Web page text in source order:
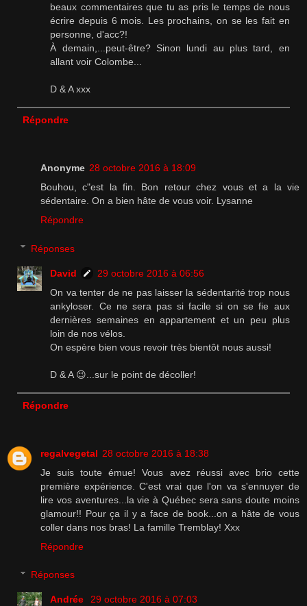
beaux commentaires que tu as pris le temps de nous
écrire depuis 6 mois. Les prochains, on se les fait en
personne, d'acc?!
À demain,...peut-être? Sinon lundi au plus tard, en
allant voir Colombe...
D & A xxx
Répondre
Anonyme 28 octobre 2016 à 18:09
Bouhou, c"est la fin. Bon retour chez vous et a la vie
sédentaire. On a bien hâte de vous voir. Lysanne
Répondre
Réponses
David
29 octobre 2016 à 06:56
On va tenter de ne pas laisser la sédentarité trop nous
ankyloser. Ce ne sera pas si facile si on se fie aux
dernières semaines en appartement et un peu plus
loin de nos vélos.
On espère bien vous revoir très bientôt nous aussi!
D & A 😉...sur le point de décoller!
Répondre
regalvegetal 28 octobre 2016 à 18:38
Je suis toute émue! Vous avez réussi avec brio cette
première expérience. C'est vrai que l'on va s'ennuyer de
lire vos aventures...la vie à Québec sera sans doute moins
glamour!! Pour ça il y a face de book...on a hâte de vous
coller dans nos bras! La famille Tremblay! Xxx
Répondre
Réponses
Andrée
29 octobre 2016 à 07:03